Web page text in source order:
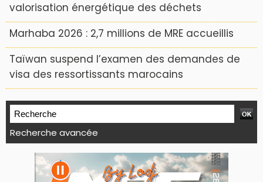
valorisation énergétique des déchets
Marhaba 2026 : 2,7 millions de MRE accueillis
Taïwan suspend l’examen des demandes de
visa des ressortissants marocains
Recherche avancée